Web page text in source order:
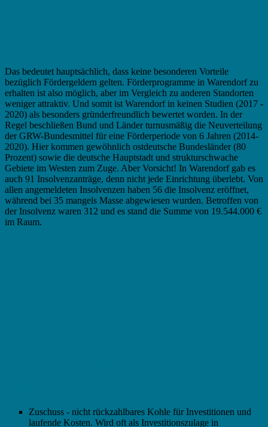
Das bedeutet hauptsächlich, dass keine besonderen Vorteile
bezüglich Fördergeldern gelten. Förderprogramme in Warendorf zu
erhalten ist also möglich, aber im Vergleich zu anderen Standorten
weniger attraktiv. Und somit ist Warendorf in keinen Studien (2017 -
2020) als besonders gründerfreundlich bewertet worden. In der
Regel beschließen Bund und Länder turnusmäßig die Neuverteilung
der GRW-Bundesmittel für eine Förderperiode von 6 Jahren (2014-
2020). Hier kommen gewöhnlich ostdeutsche Bundesländer (80
Prozent) sowie die deutsche Hauptstadt und strukturschwache
Gebiete im Westen zum Zuge. Aber Vorsicht! In Warendorf gab es
auch 91 Insolvenzanträge, denn nicht jede Einrichtung überlebt. Von
allen angemeldeten Insolvenzen haben 56 die Insolvenz eröffnet,
während bei 35 mangels Masse abgewiesen wurden. Betroffen von
der Insolvenz waren 312 und es stand die Summe von 19.544.000 €
im Raum.
Zuschuss - nicht rückzahlbares Kohle für Investitionen und
laufende Kosten. Wird oft als Investitionszulage in